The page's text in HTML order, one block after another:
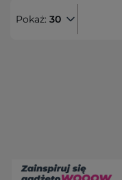
Pokaż: 30